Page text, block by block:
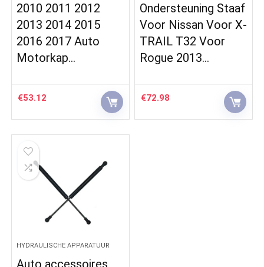
2010 2011 2012
2013 2014 2015
2016 2017 Auto
Motorkap…
€53.12
Ondersteuning Staaf
Voor Nissan Voor X-
TRAIL T32 Voor
Rogue 2013…
€72.98
HYDRAULISCHE APPARATUUR
Auto accessoires